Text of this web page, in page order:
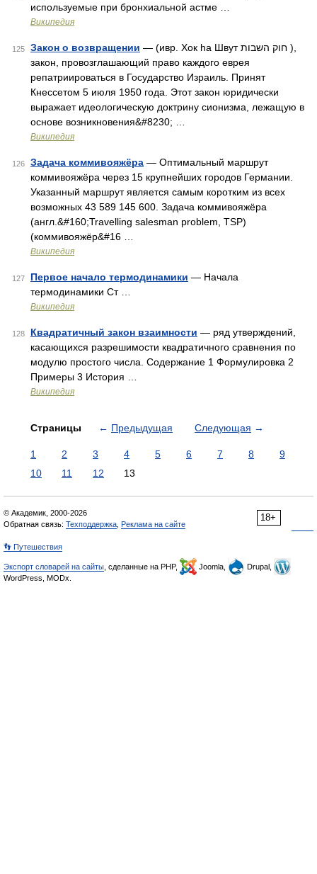
используемые при бронхиальной астме …
Википедия
125 Закон о возвращении — (ивр. Хок hа Швут חוק השבות ‎),
закон, провозглашающий право каждого еврея
репатриироваться в Государство Израиль. Принят
Кнессетом 5 июля 1950 года. Этот закон юридически
выражает идеологическую доктрину сионизма, лежащую в
основе возникновения&#8230; …
Википедия
126 Задача коммивояжёра — Оптимальный маршрут
коммивояжёра через 15 крупнейших городов Германии.
Указанный маршрут является самым коротким из всех
возможных 43 589 145 600. Задача коммивояжёра
(англ.&#160;Travelling salesman problem, TSP)
(коммивояжёр&#16 …
Википедия
127 Первое начало термодинамики — Начала
термодинамики Ст …
Википедия
128 Квадратичный закон взаимности — ряд утверждений,
касающихся разрешимости квадратичного сравнения по
модулю простого числа. Содержание 1 Формулировка 2
Примеры 3 История …
Википедия
Страницы ← Предыдущая Следующая →
1 2 3 4 5 6 7 8
9
10
11 12 13
18+
© Академик, 2000-2026
Обратная связь: Техподдержка Реклама на сайте
👣 Путешествия
Экспорт словарей на сайты , сделанные на PHP, Joomla,
Drupal,
WordPress, MODx.